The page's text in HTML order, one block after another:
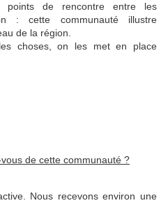
de rencontre entre les
: cette communauté illustre
de la région.
choses, on les met en place
de cette communauté ?
Nous recevons environ une